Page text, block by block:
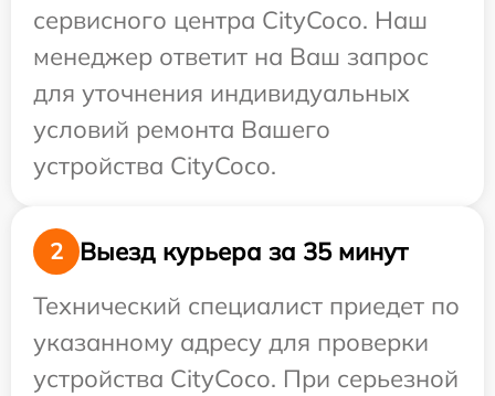
сервисного центра CityCoco. Наш
менеджер ответит на Ваш запрос
для уточнения индивидуальных
условий ремонта Вашего
устройства CityCoco.
2
Выезд курьера за 35 минут
Технический специалист приедет по
указанному адресу для проверки
устройства CityCoco. При серьезной